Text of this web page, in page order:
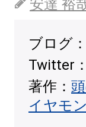
安達 裕
ブログ：
Twitter：
著作：
イヤモ